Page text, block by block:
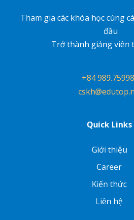
Tham gia các khóa học cùng
đầu
Trở thành giảng viên
+84
Quick Links
Giới thiệu
Career
Kiến thức
Liên hệ